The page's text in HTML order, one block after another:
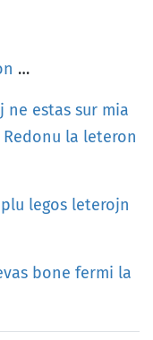
…
ne estas sur mia
Redonu la leteron
plu legos leterojn
bone fermi la